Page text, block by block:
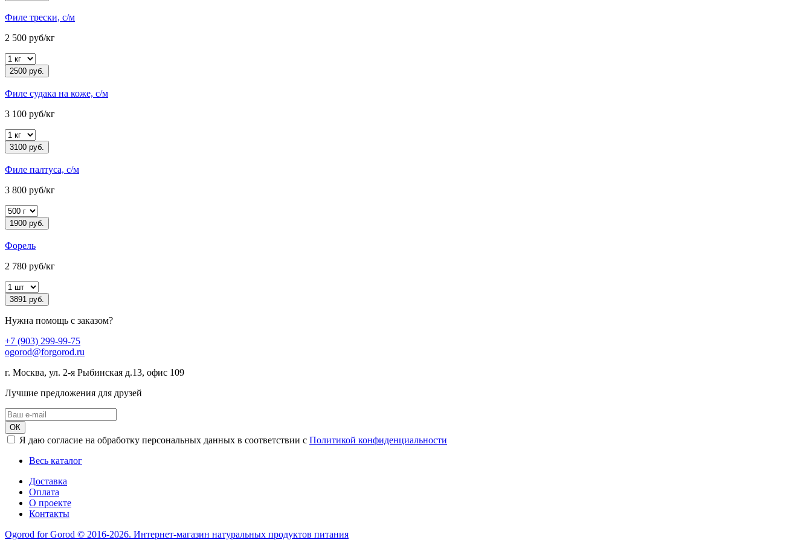
Филе трески, с/м
2 500 руб/кг
2500 руб.
Филе судака на коже, с/м
3 100 руб/кг
3100 руб.
Филе палтуса, с/м
3 800 руб/кг
1900 руб.
Форель
2 780 руб/кг
3891 руб.
Нужна помощь с заказом?
+7 (903) 299-99-75
ogorod@forgorod.ru
г. Москва, ул. 2-я Рыбинская д.13, офис 109
Лучшие предложения для друзей
ОК
Я даю согласие на обработку персональных данных в соответствии с Политикой конфиденциальности
Весь каталог
Доставка
Оплата
О проекте
Контакты
Ogorod for Gorod © 2016-2026. Интернет-магазин натуральных продуктов питания